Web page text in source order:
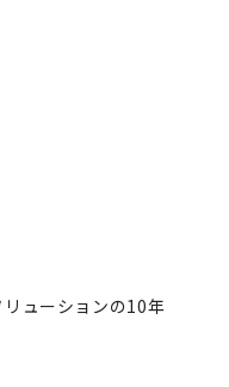
ューションの10年